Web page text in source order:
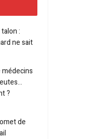
:
ne sait
?
de